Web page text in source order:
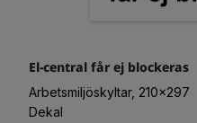
El-central får ej blockeras
Arbetsmiljöskyltar, 210x297
Dekal